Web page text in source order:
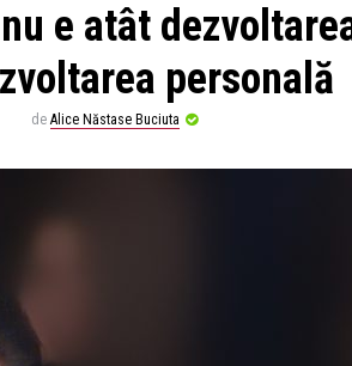
e atât
personală
de Alice Năstase Buciuta